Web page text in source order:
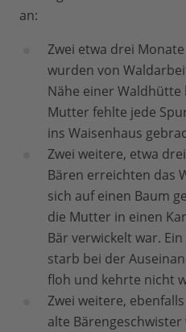
an:
Zwei etwa drei
wurden von
Nähe einer
Mutter fehlte jede
ins Waisenhaus
Zwei weitere, etwa
Bären erreichten das
sich auf einen Baum
die Mutter in einen
Bär verwickelt war.
starb bei der
floh und kehrte nicht
Zwei weitere,
alte